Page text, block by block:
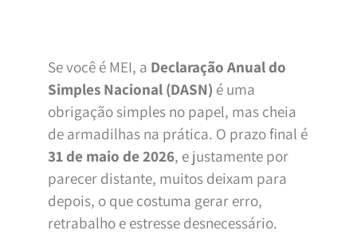
Se você é MEI, a Declaração Anual do
Simples Nacional (DASN) é uma
obrigação simples no papel, mas cheia
de armadilhas na prática. O prazo final é
31 de maio de 2026, e justamente por
parecer distante, muitos deixam para
depois, o que costuma gerar erro,
retrabalho e estresse desnecessário.